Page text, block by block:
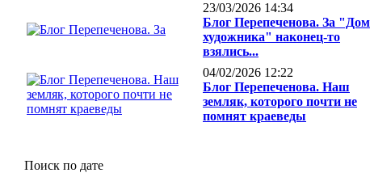
23/03/2026 14:34
Блог Перепеченова. За "Дом
художника" наконец-то
взялись...
04/02/2026 12:22
Блог Перепеченова. Наш
земляк, которого почти не
помнят краеведы
Поиск по дате